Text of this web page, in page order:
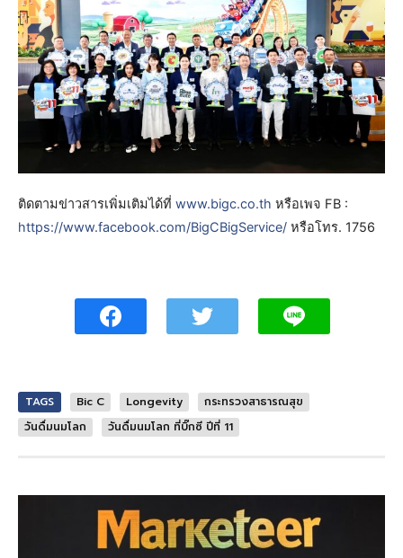
ติดตามข่าวสารเพิ่มเติมได้ที่ www.bigc.co.th หรือเพจ FB :
https://www.facebook.com/BigCBigService/ หรือโทร. 1756
TAGS Bic C Longevity
กระทรวงสาธารณสุข
วันดื่มนมโลก
วันดื่มนมโลก ที่บิ๊กซี ปีที่ 11